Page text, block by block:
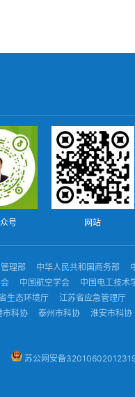
号 网站
理部 中华人民共和国商务部
中国航空学会
中国电工技术
生态环境厅 江苏省应急管理厅
市科协 泰州市科协 淮安市科协
苏公网安备